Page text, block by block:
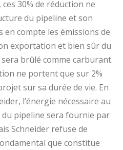
30% de réduction ne
du pipeline et son
en compte les émissions de
exportation et bien sûr du
brûlé comme carburant.
ne portent que sur 2%
sur sa durée de vie. En
l’énergie nécessaire au
pipeline sera fournie par
Schneider refuse de
que constitue